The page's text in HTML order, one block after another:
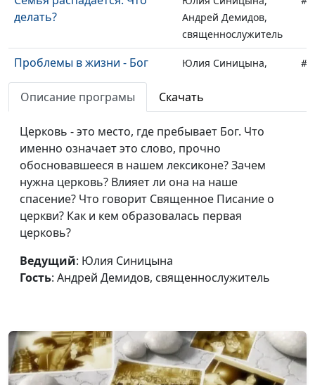
делать?
Андрей Демидов,
священнослужитель
Проблемы в жизни - Бог
отвернулся?
Юлия Синицына,
священнослужитель
Что есть святость?
Юлия Синицына,
священнослужитель
Порядок в жизни и
духовность: точки
соприкосновения
Юлия Синицына,
Андрей Демидов,
священнослужитель
честности, или Как не стать
лицемером
священнослужитель
для настоящих мужчин
Андрей Демидов,
священнослужитель
Старость в радость, или
Юлия Синицына,
Описание програмы Скачать
Церковь - это место, где пребывает Бог. Что
именно означает это слово, прочно
обосновавшееся в нашем лексиконе? Зачем
нужна церковь? Влияет ли она на наше
спасение? Что говорит Священное Писание о
церкви? Как и кем образовалась первая
церковь?
Ведущий: Юлия Синицына
Гость: Андрей Демидов, священнослужитель